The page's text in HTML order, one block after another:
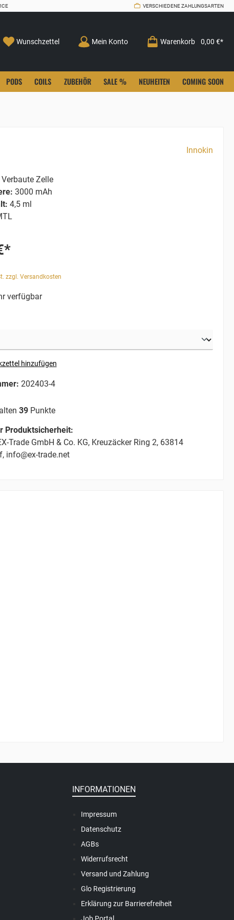
VERSCHIEDENE ZAHLUNGSARTEN
Wunschzettel Mein Konto Warenkorb 0,00 €*
PODS COILS ZUBEHÖR SALE % NEUHEITEN COMING SOON
Innokin
Verbaute Zelle
3000 mAh
4,5 ml
zzgl. Versandkosten
verfügbar
hinzufügen
202403-4
39 Punkte
Produktsicherheit:
Trade GmbH & Co. KG, Kreuzäcker Ring 2, 63814
info@ex-trade.net
INFORMATIONEN
Impressum
Datenschutz
AGBs
Widerrufsrecht
Versand und Zahlung
Glo Registrierung
Erklärung zur Barrierefreiheit